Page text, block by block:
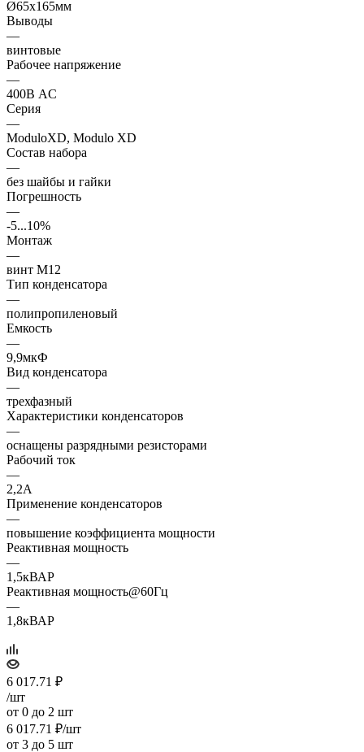
Ø65x165мм
Выводы
—
винтовые
Рабочее напряжение
—
400В AC
Серия
—
ModuloXD, Modulo XD
Состав набора
—
без шайбы и гайки
Погрешность
—
-5...10%
Монтаж
—
винт М12
Тип конденсатора
—
полипропиленовый
Емкость
—
9,9мкФ
Вид конденсатора
—
трехфазный
Характеристики конденсаторов
—
оснащены разрядными резисторами
Рабочий ток
—
2,2А
Применение конденсаторов
—
повышение коэффициента мощности
Реактивная мощность
—
1,5кВАР
Реактивная мощность@60Гц
—
1,8кВАР
6 017.71 ₽
/шт
от 0 до 2 шт
6 017.71 ₽/шт
от 3 до 5 шт